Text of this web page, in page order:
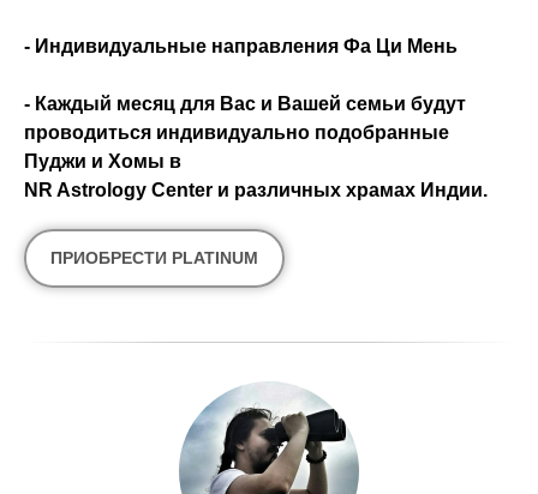
- Индивидуальные направления Фа Ци Мень
- Каждый месяц для Вас и Вашей семьи будут
проводиться индивидуально подобранные
Пуджи и Хомы в
NR Astrology Center и различных храмах Индии.
ПРИОБРЕСТИ PLATINUM